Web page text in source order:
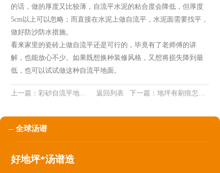
的话，做的厚度又比较薄，自流平水泥的粘合度会降低，但厚度
5cm以上可以忽略；而直接在水泥上做自流平，水泥面需要找平，
做好防沙防水措施。
看来家里的瓷砖上做自流平还是可行的，毕竟有了老师傅的讲
解，也能放心不少。如果既想换种装修风格，又想将损失降到最
低，也可以试试做这种自流平地面。
上一篇：彩砂自流平地坪漆 地坪界的实力派 返回列表 下一篇：地坪有刷痕怎么办？不用怕，详细对策来了！
全球汤谱
好地坪*汤谱造